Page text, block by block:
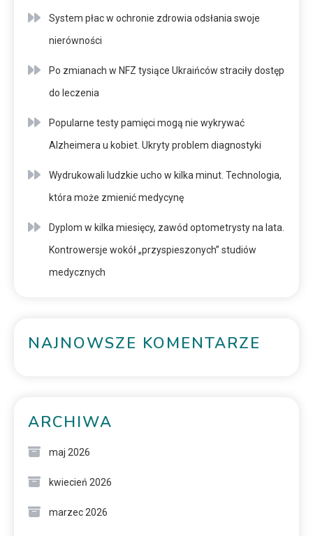
System płac w ochronie zdrowia odsłania swoje
nierówności
Po zmianach w NFZ tysiące Ukraińców straciły dostęp
do leczenia
Popularne testy pamięci mogą nie wykrywać
Alzheimera u kobiet. Ukryty problem diagnostyki
Wydrukowali ludzkie ucho w kilka minut. Technologia,
która może zmienić medycynę
Dyplom w kilka miesięcy, zawód optometrysty na lata.
Kontrowersje wokół „przyspieszonych” studiów
medycznych
NAJNOWSZE KOMENTARZE
ARCHIWA
maj 2026
kwiecień 2026
marzec 2026